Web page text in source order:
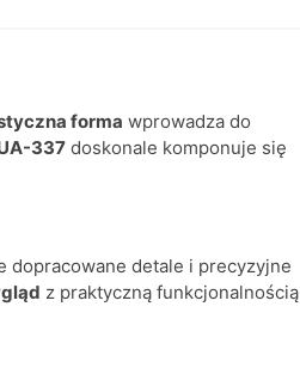
forma wprowadza do
337 doskonale komponuje się
dopracowane detale i precyzyjne
z praktyczną funkcjonalnością